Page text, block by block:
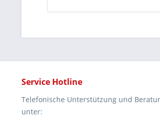
Service Hotline
Telefonische Unterstützung und
unter: